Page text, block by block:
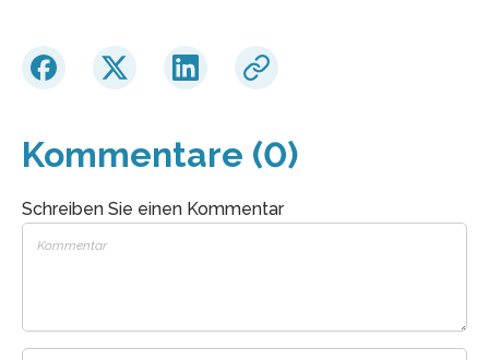
Kommentare (0)
Schreiben Sie einen Kommentar